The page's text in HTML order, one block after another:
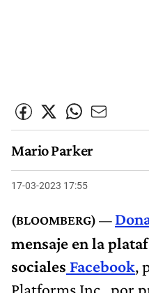
Mario Parker
17-03-2023 17:55
mensaje en la
sociales Facebook,
Platforms Inc., por